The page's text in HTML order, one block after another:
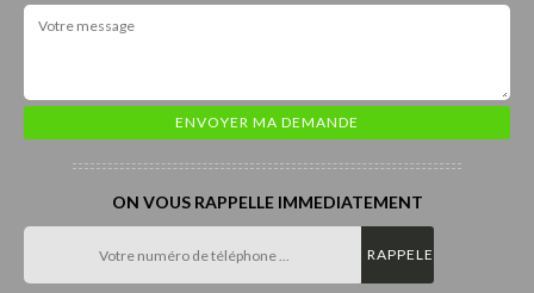
ON VOUS RAPPELLE IMMEDIATEMENT